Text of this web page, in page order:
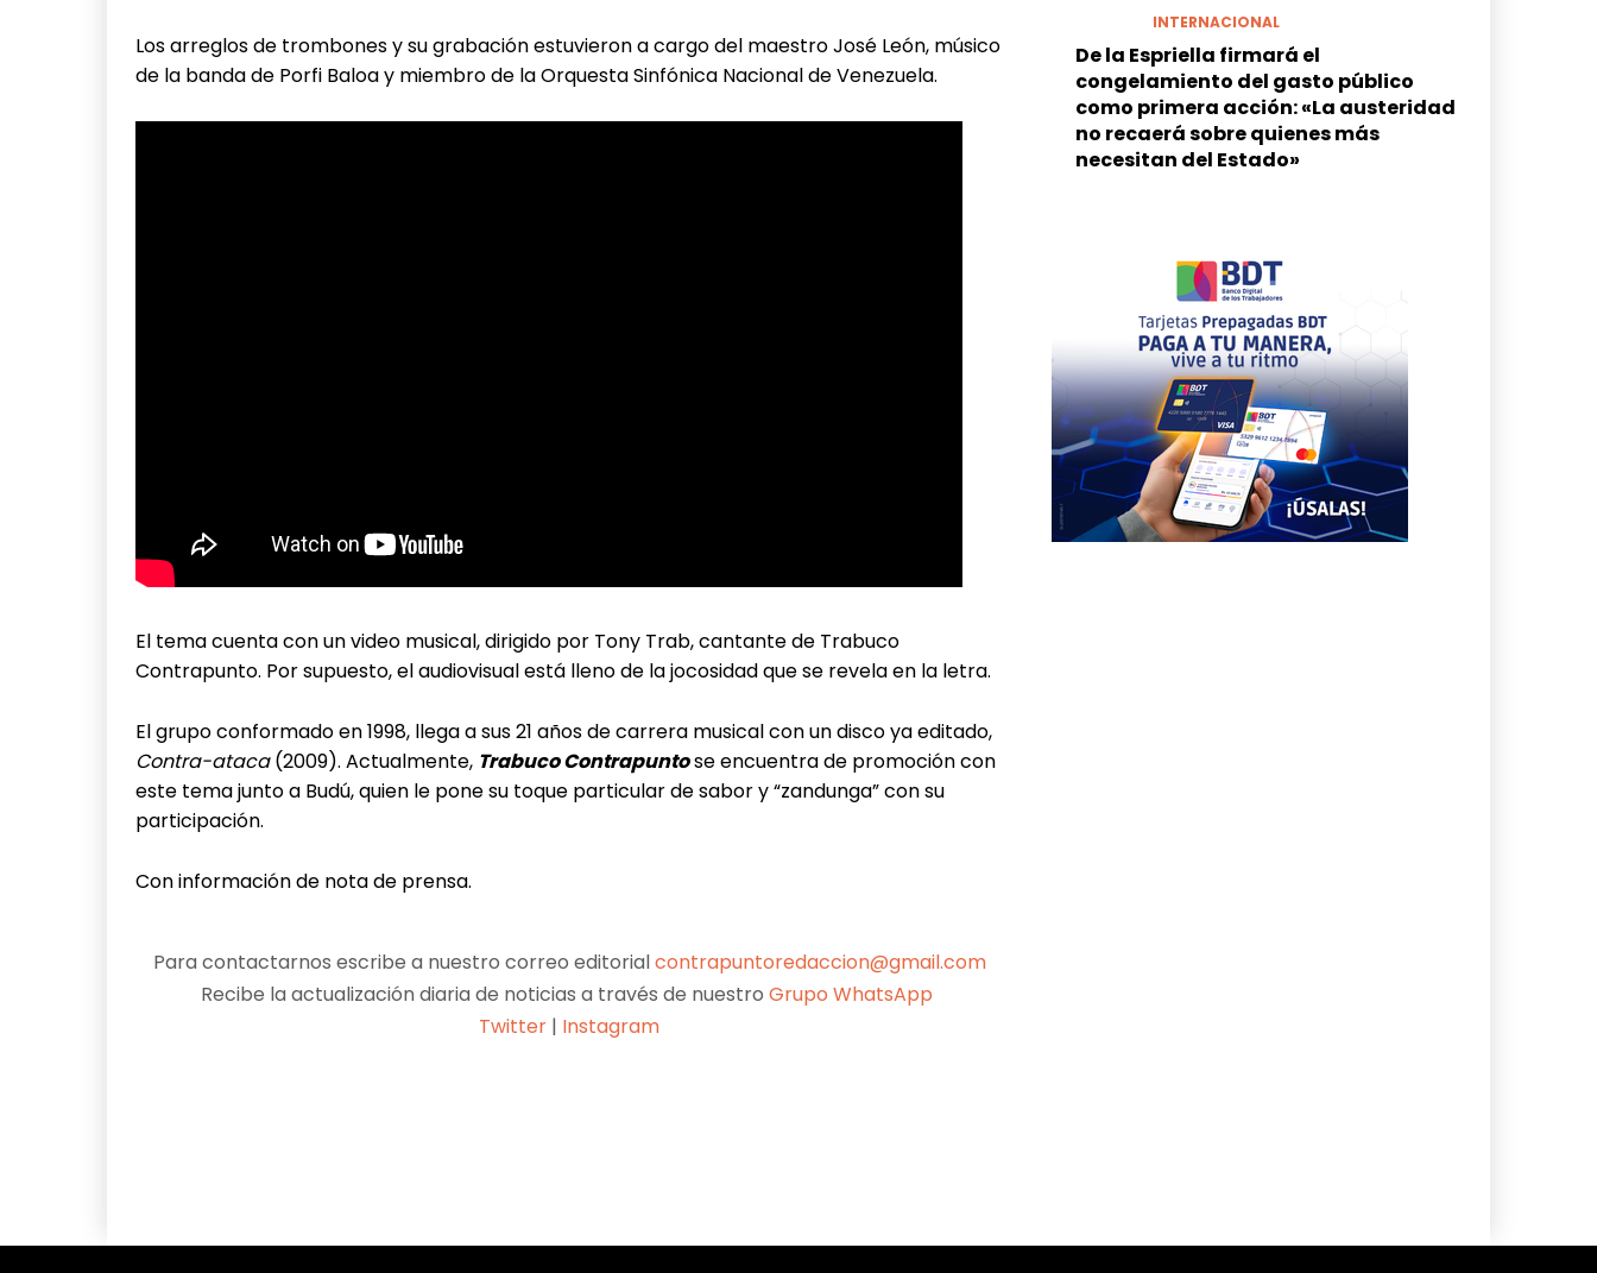
Los arreglos de trombones y su grabación estuvieron a cargo del maestro José León, músico
de la banda de Porfi Baloa y miembro de la Orquesta Sinfónica Nacional de Venezuela.
El tema cuenta con un video musical, dirigido por Tony Trab, cantante de Trabuco
Contrapunto. Por supuesto, el audiovisual está lleno de la jocosidad que se revela en la letra.
El grupo conformado en 1998, llega a sus 21 años de carrera musical con un disco ya editado,
Contra-ataca(2009). Actualmente, Trabuco Contrapuntose encuentra de promoción con
este tema junto a Budú, quien le pone su toque particular de sabor y “zandunga” con su
participación.
Con información de nota de prensa.
Para contactarnos escribe a nuestro correo editorialcontrapuntoredaccion@gmail.com
Recibe la actualización diaria de noticias a través de nuestroGrupo WhatsApp
Twitter | Instagram
INTERNACIONAL
De la Espriella firmará el
congelamiento del gasto público
como primera acción: «La austeridad
no recaerá sobre quienes más
necesitan del Estado»